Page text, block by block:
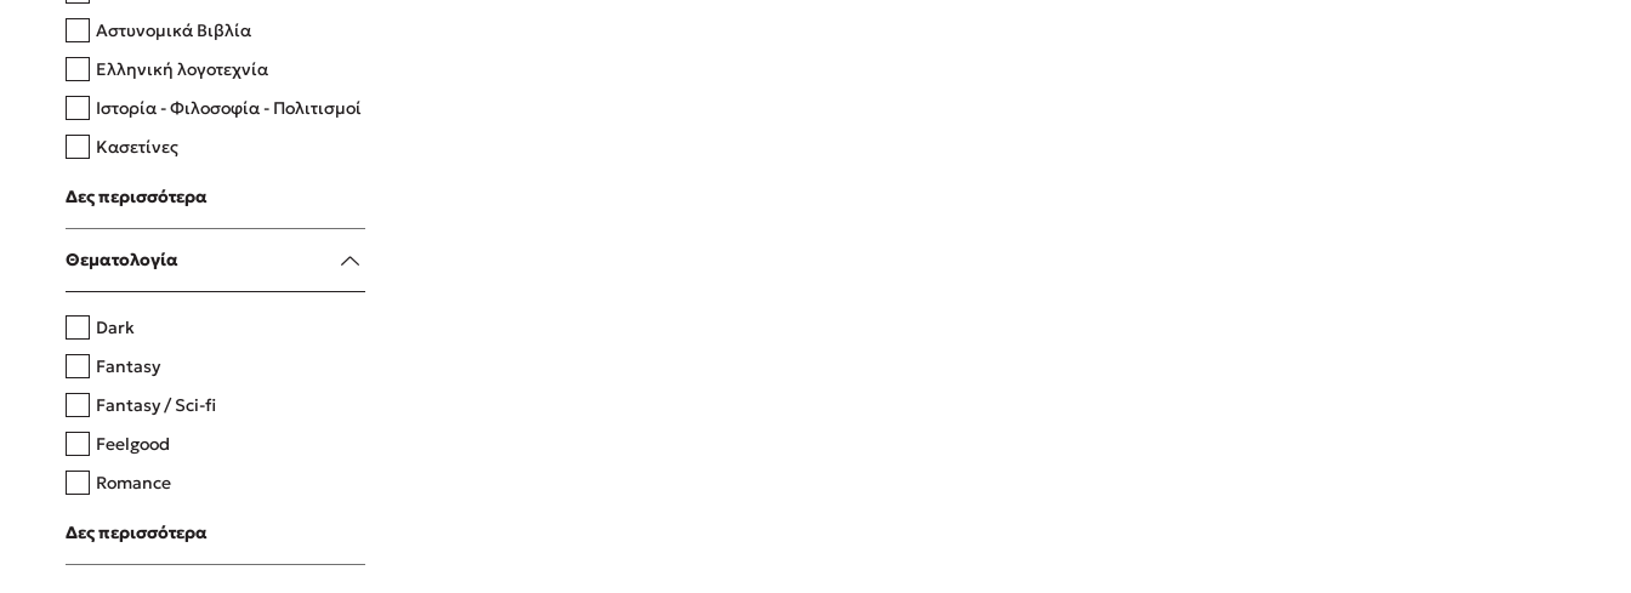
Δανάη Δεληγεώργη
Πάνω, κάτω, μπροστά, πίσω
Η μέθοδος Αφήστε τους
Αστυνομικά Βιβλία
Ελληνική λογοτεχνία
Ιστορία - Φιλοσοφία - Πολιτισμοί
Κασετίνες
Λευκώματα - Έγχρωμοι οδηγοί
Μαγειρική
Δες περισσότερα
Θεματολογία
Dark
Fantasy
Fantasy / Sci-fi
Feelgood
Romance
Upmarket
Young Adult
Δες περισσότερα